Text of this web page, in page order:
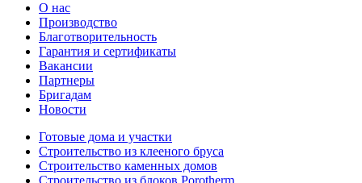
О нас
Производство
Благотворительность
Гарантия и сертификаты
Вакансии
Партнеры
Бригадам
Новости
Готовые дома и участки
Строительство из клееного бруса
Строительство каменных домов